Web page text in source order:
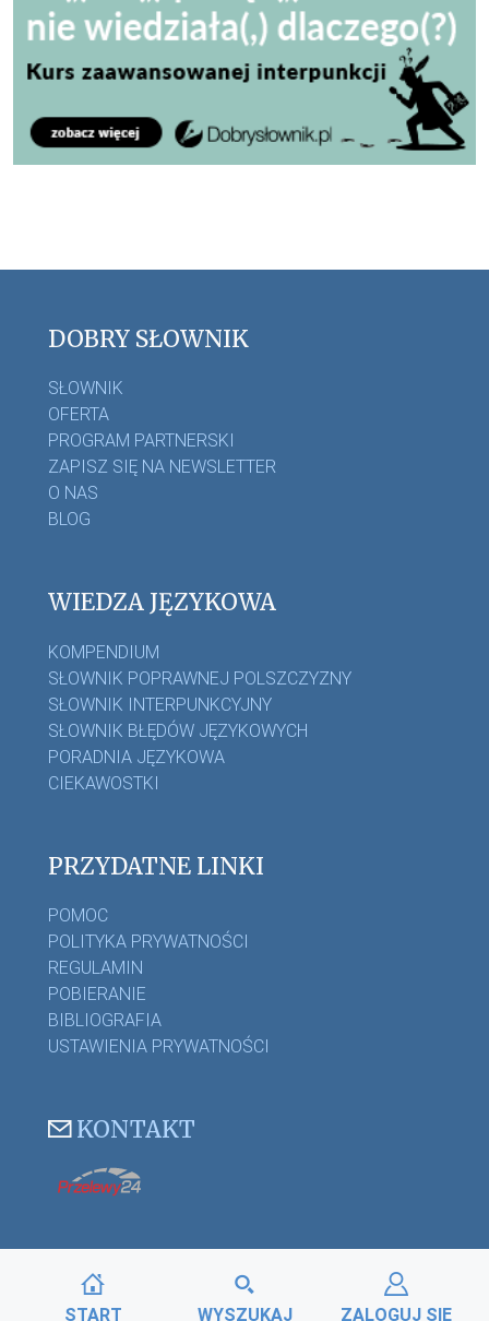
DOBRY SŁOWNIK
SŁOWNIK
OFERTA
PROGRAM PARTNERSKI
ZAPISZ SIĘ NA NEWSLETTER
O NAS
BLOG
WIEDZA JĘZYKOWA
KOMPENDIUM
SŁOWNIK POPRAWNEJ POLSZCZYZNY
SŁOWNIK INTERPUNKCYJNY
SŁOWNIK BŁĘDÓW JĘZYKOWYCH
PORADNIA JĘZYKOWA
CIEKAWOSTKI
PRZYDATNE LINKI
POMOC
POLITYKA PRYWATNOŚCI
REGULAMIN
POBIERANIE
BIBLIOGRAFIA
USTAWIENIA PRYWATNOŚCI
KONTAKT
START WYSZUKAJ ZALOGUJ SIĘ